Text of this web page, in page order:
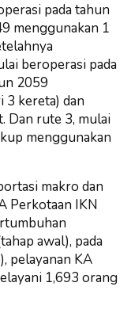
pada tahun
menggunakan 1
beroperasi pada
2059
3 kereta) dan
Dan rute 3, mulai
menggunakan
makro dan
Perkotaan IKN
awal), pada
pelayanan KA
1,693 orang